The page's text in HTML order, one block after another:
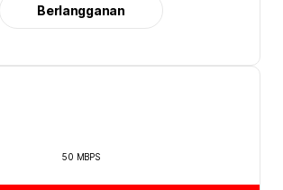
Berlangganan
50 MBPS